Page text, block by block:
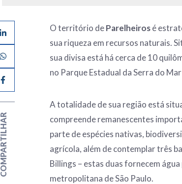
COMPARTILHAR
O território deParelheirosé
sua riqueza em recursos naturais.
sua divisa está há cerca de 10
no Parque Estadual da Serra do
A totalidade de sua região está
compreende remanescentes
parte de espécies nativas,
agrícola, além de contemplar três
Billings – estas duas fornecem
metropolitana de São Paulo.